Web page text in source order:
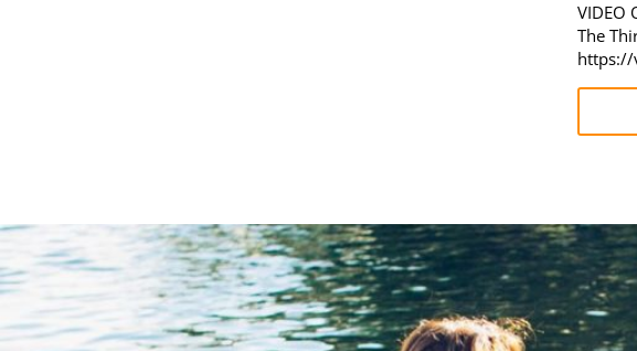
VIDEO
The
https://